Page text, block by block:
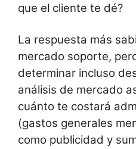
que el cliente te dé?
La respuesta más
mercado soporte,
determinar incluso
análisis de mercado
cuánto te costará
(gastos generales
como publicidad y